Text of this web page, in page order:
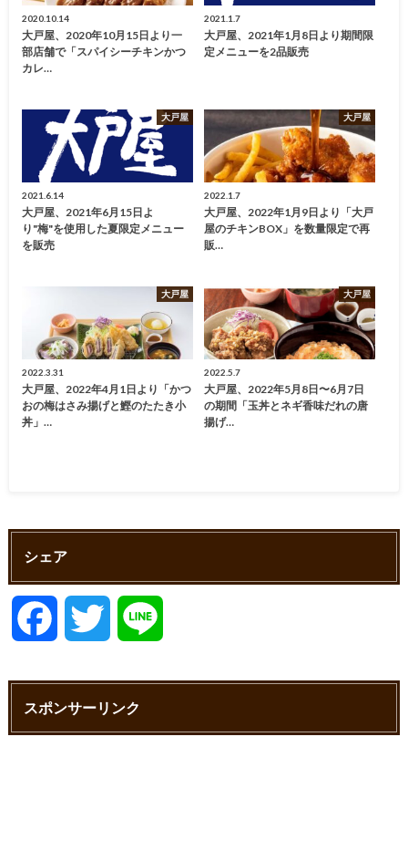
2020.10.14
大戸屋、2020年10月15日より一
部店舗で「スパイシーチキンかつ
カレ…
2021.1.7
大戸屋、2021年1月8日より期間限
定メニューを2品販売
大戸屋
2021.6.14
大戸屋、2021年6月15日よ
り"梅"を使用した夏限定メニュー
を販売
大戸屋
2022.1.7
大戸屋、2022年1月9日より「大戸
屋のチキンBOX」を数量限定で再
販…
大戸屋
2022.3.31
大戸屋、2022年4月1日より「かつ
おの梅はさみ揚げと鰹のたたき小
丼」…
大戸屋
2022.5.7
大戸屋、2022年5月8日〜6月7日
の期間「玉丼とネギ香味だれの唐
揚げ…
シェア
c i
スポンサーリンク